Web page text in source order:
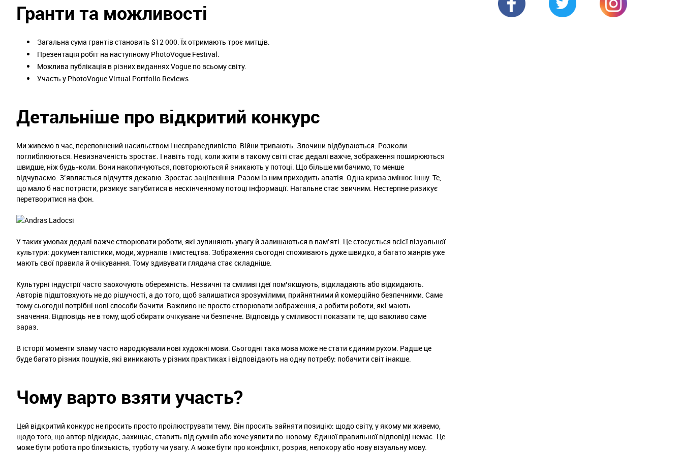
Гранти та можливості
Загальна сума грантів становить $12 000. Їх отримають троє митців.
Презентація робіт на наступному PhotoVogue Festival.
Можлива публікація в різних виданнях Vogue по всьому світу.
Участь у PhotoVogue Virtual Portfolio Reviews.
Детальніше про відкритий конкурс
Ми живемо в час, переповнений насильством і несправедливістю. Війни тривають. Злочини відбуваються. Розколи
поглиблюються. Невизначеність зростає. І навіть тоді, коли жити в такому світі стає дедалі важче, зображення поширюються
швидше, ніж будь-коли. Вони накопичуються, повторюються й зникають у потоці. Що більше ми бачимо, то менше
відчуваємо. З’являється відчуття дежавю. Зростає заціпеніння. Разом із ним приходить апатія. Одна криза змінює іншу. Те,
що мало б нас потрясти, ризикує загубитися в нескінченному потоці інформації. Нагальне стає звичним. Нестерпне ризикує
перетворитися на фон.
У таких умовах дедалі важче створювати роботи, які зупиняють увагу й залишаються в пам’яті. Це стосується всієї візуальної
культури: документалістики, моди, журналів і мистецтва. Зображення сьогодні споживають дуже швидко, а багато жанрів уже
мають свої правила й очікування. Тому здивувати глядача стає складніше.
Культурні індустрії часто заохочують обережність. Незвичні та сміливі ідеї пом’якшують, відкладають або відкидають.
Авторів підштовхують не до рішучості, а до того, щоб залишатися зрозумілими, прийнятними й комерційно безпечними. Саме
тому сьогодні потрібні нові способи бачити. Важливо не просто створювати зображення, а робити роботи, які мають
значення. Відповідь не в тому, щоб обирати очікуване чи безпечне. Відповідь у сміливості показати те, що важливо саме
зараз.
В історії моменти зламу часто народжували нові художні мови. Сьогодні така мова може не стати єдиним рухом. Радше це
буде багато різних пошуків, які виникають у різних практиках і відповідають на одну потребу: побачити світ інакше.
Чому варто взяти участь?
Цей відкритий конкурс не просить просто проілюструвати тему. Він просить зайняти позицію: щодо світу, у якому ми живемо,
щодо того, що автор відкидає, захищає, ставить під сумнів або хоче уявити по-новому. Єдиної правильної відповіді немає. Це
може бути робота про близькість, турботу чи увагу. А може бути про конфлікт, розрив, непокору або нову візуальну мову.